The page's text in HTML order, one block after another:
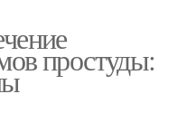
простуды: